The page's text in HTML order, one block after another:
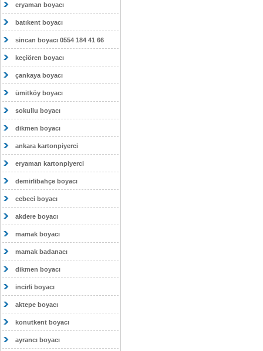
eryaman boyacı
batıkent boyacı
sincan boyacı 0554 184 41 66
keçiören boyacı
çankaya boyacı
ümitköy boyacı
sokullu boyacı
dikmen boyacı
ankara kartonpiyerci
eryaman kartonpiyerci
demirlibahçe boyacı
cebeci boyacı
akdere boyacı
mamak boyacı
mamak badanacı
dikmen boyacı
incirli boyacı
aktepe boyacı
konutkent boyacı
ayrancı boyacı